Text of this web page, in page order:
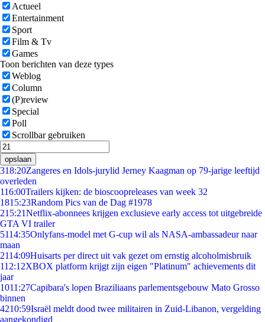
Actueel
Entertainment
Sport
Film & Tv
Games
Toon berichten van deze types
Weblog
Column
(P)review
Special
Poll
Scrollbar gebruiken
opslaan
318:20Zangeres en Idols-jurylid Jerney Kaagman op 79-jarige leeftijd
overleden
116:00Trailers kijken: de bioscoopreleases van week 32
1815:23Random Pics van de Dag #1978
215:21Netflix-abonnees krijgen exclusieve early access tot uitgebreide
GTA VI trailer
5114:35Onlyfans-model met G-cup wil als NASA-ambassadeur naar
maan
2114:09Huisarts per direct uit vak gezet om ernstig alcoholmisbruik
112:12XBOX platform krijgt zijn eigen "Platinum" achievements dit
jaar
1011:27Capibara's lopen Braziliaans parlementsgebouw Mato Grosso
binnen
4210:59Israël meldt dood twee militairen in Zuid-Libanon, vergelding
aangekondigd